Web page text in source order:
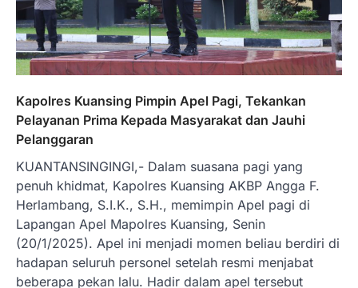
Kapolres Kuansing Pimpin Apel Pagi, Tekankan
Pelayanan Prima Kepada Masyarakat dan Jauhi
Pelanggaran
KUANTANSINGINGI,- Dalam suasana pagi yang
penuh khidmat, Kapolres Kuansing AKBP Angga F.
Herlambang, S.I.K., S.H., memimpin Apel pagi di
Lapangan Apel Mapolres Kuansing, Senin
(20/1/2025). Apel ini menjadi momen beliau berdiri di
hadapan seluruh personel setelah resmi menjabat
beberapa pekan lalu. Hadir dalam apel tersebut